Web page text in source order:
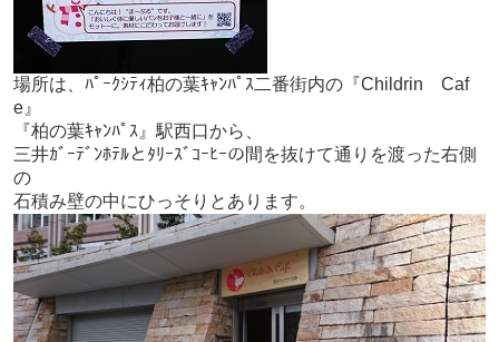
場所は、ﾊﾟｰｸｼﾃｨ柏の葉ｷｬﾝﾊﾟｽ二番街内の『Childrin Caf
e』
『柏の葉ｷｬﾝﾊﾟｽ』駅西口から、
三井ｶﾞｰﾃﾞﾝﾎﾃﾙとﾀﾘｰｽﾞｺｰﾋｰの間を抜けて通りを渡った右側
の
石積み壁の中にひっそりとあります。